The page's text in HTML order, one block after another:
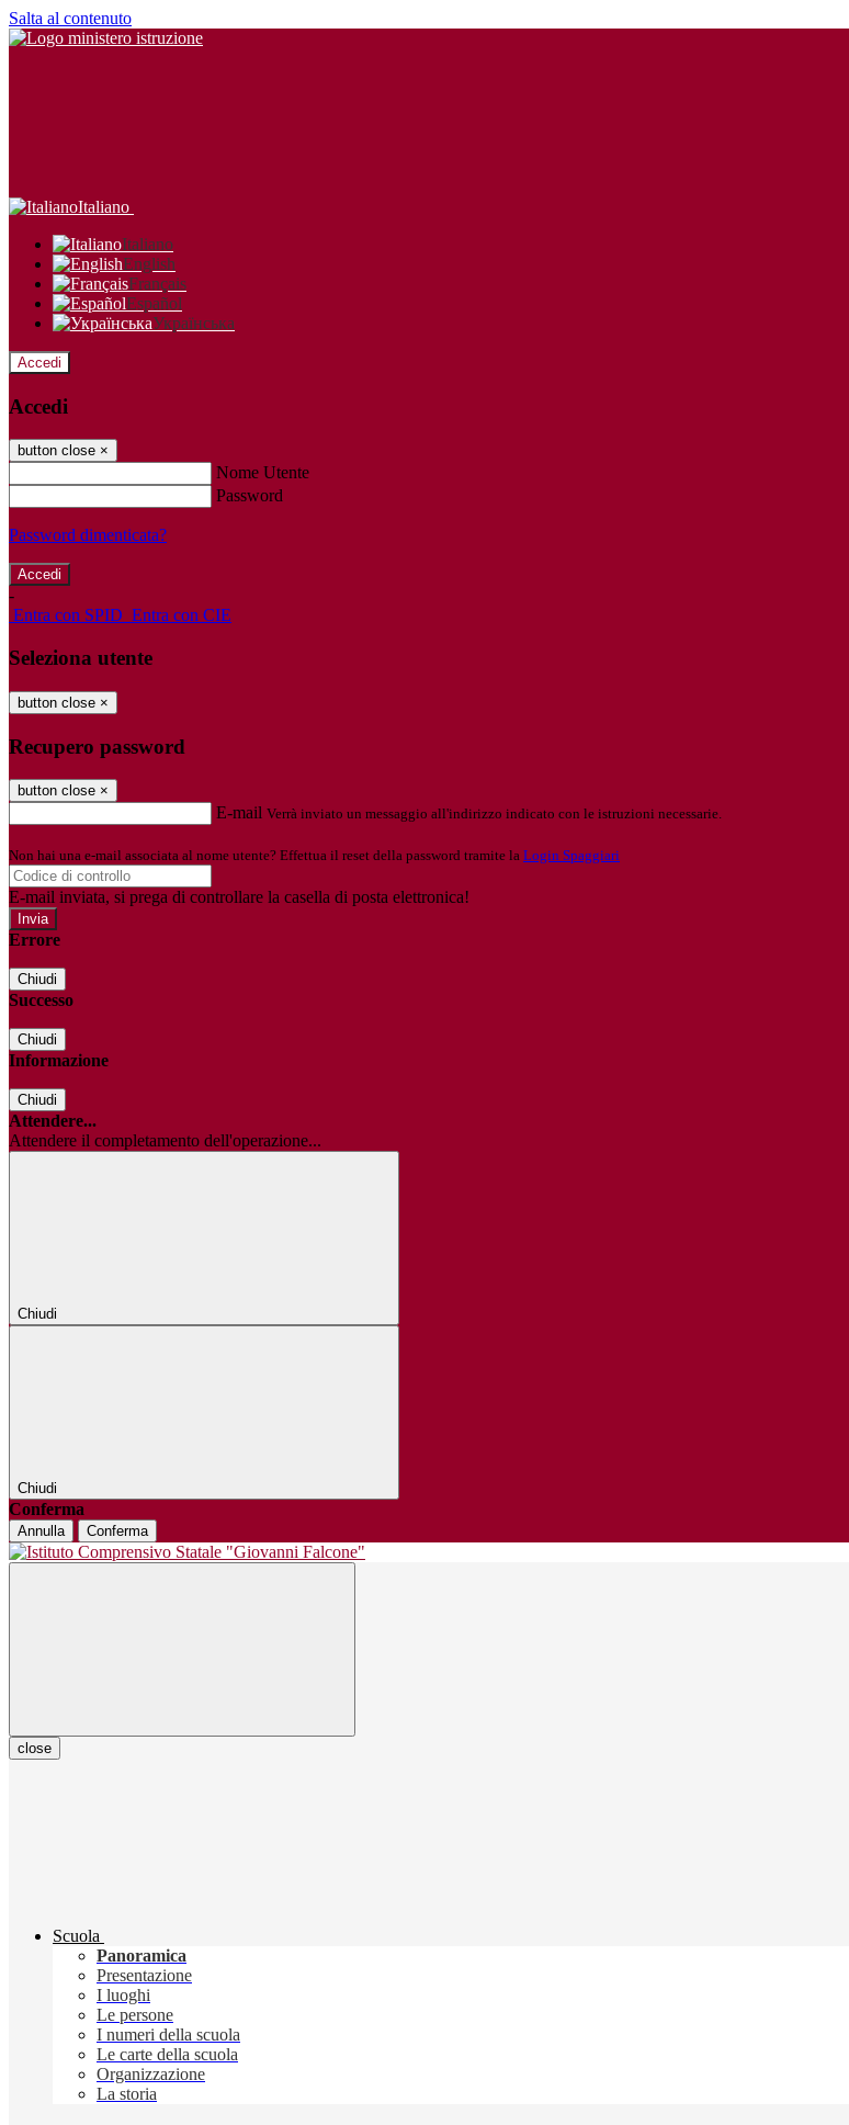
Salta al contenuto
Italiano
Italiano
English
Français
Español
Українська
Accedi
Accedi
button close ×
Nome Utente
Password
Password dimenticata?
-
Entra con SPID Entra con CIE
Seleziona utente
button close ×
Recupero password
button close ×
E-mail Verrà inviato un messaggio all'indirizzo indicato con le istruzioni necessarie.
Non hai una e-mail associata al nome utente? Effettua il reset della password tramite la Login Spaggiari
E-mail inviata, si prega di controllare la casella di posta elettronica!
Errore
Chiudi
Successo
Chiudi
Informazione
Chiudi
Attendere...
Attendere il completamento dell'operazione...
Chiudi
Chiudi
Conferma
Annulla Conferma
close
Scuola
Panoramica
Presentazione
I luoghi
Le persone
I numeri della scuola
Le carte della scuola
Organizzazione
La storia